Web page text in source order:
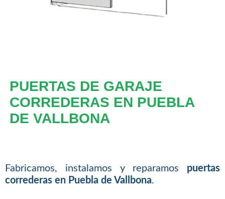
PUERTAS DE GARAJE
CORREDERAS EN PUEBLA
DE VALLBONA
Fabricamos, instalamos y reparamos puertas
correderas en Puebla de Vallbona.